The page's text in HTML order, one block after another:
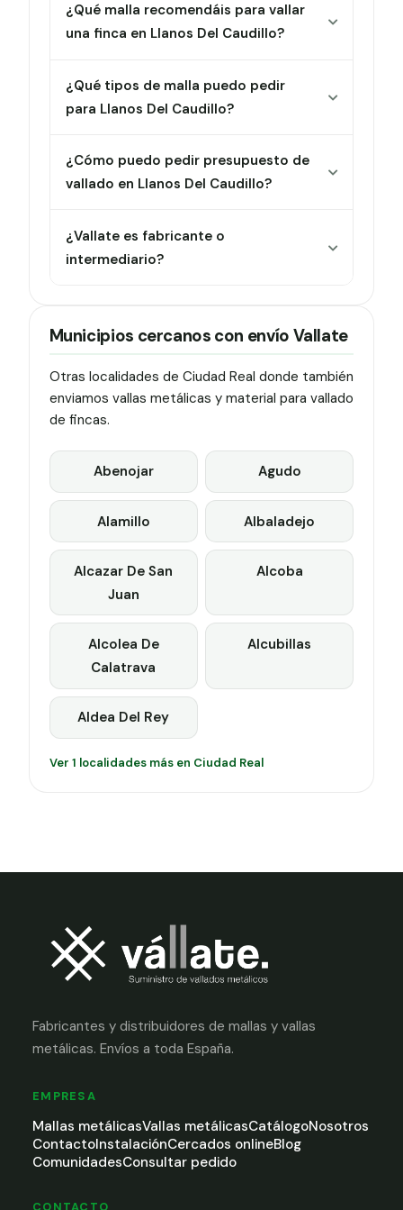
¿Qué malla recomendáis para vallar
una finca en Llanos Del Caudillo?
¿Qué tipos de malla puedo pedir
para Llanos Del Caudillo?
¿Cómo puedo pedir presupuesto de
vallado en Llanos Del Caudillo?
¿Vallate es fabricante o
intermediario?
Municipios cercanos con envío Vallate
Otras localidades de Ciudad Real donde también
enviamos vallas metálicas y material para vallado
de fincas.
Abenojar Agudo
Alamillo Albaladejo
Alcazar De San
Juan
Alcoba
Alcolea De
Calatrava
Alcubillas
Aldea Del Rey
Ver 1 localidades más en Ciudad Real
Fabricantes y distribuidores de mallas y vallas
metálicas. Envíos a toda España.
EMPRESA
Mallas metálicasVallas metálicasCatálogoNosotros
ContactoInstalaciónCercados onlineBlog
ComunidadesConsultar pedido